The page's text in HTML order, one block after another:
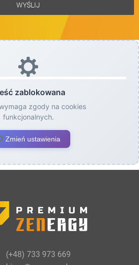
WYŚLIJ
zablokowana
zgody na cookies
funkcjonalnych.
Zmień ustawienia
(+48) 733 973 669